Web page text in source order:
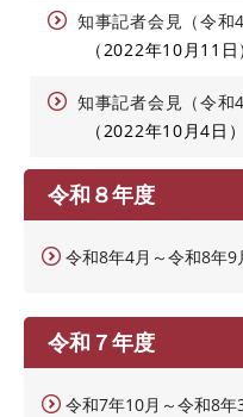
知事記者会見（令和
2022年10月11日
知事記者会見（令和
2022年10月4日
令和８年度
令和8年4月～令和8年9
令和７年度
令和7年10月～令和8年